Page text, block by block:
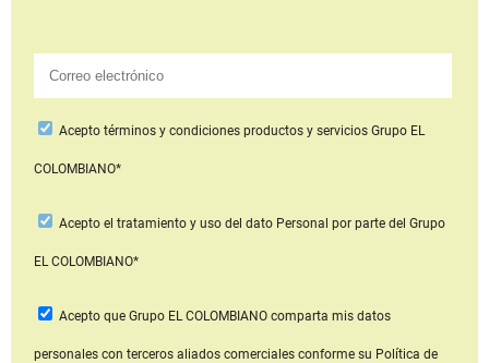
Aceptotérminos y condiciones productos y serviciosGrupo EL
COLOMBIANO*
Acepto el tratamiento y uso del dato Personal por parte del Grupo
EL COLOMBIANO*
Acepto que Grupo EL COLOMBIANOcomparta mis datos
personales con terceros aliados comerciales conforme su Política de